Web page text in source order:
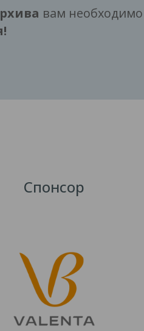
вам необходимо
Спонсор